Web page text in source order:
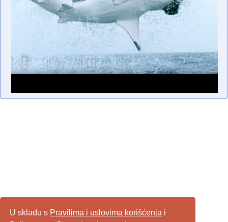
U skladu s Pravilima i uslovima korišćenja i